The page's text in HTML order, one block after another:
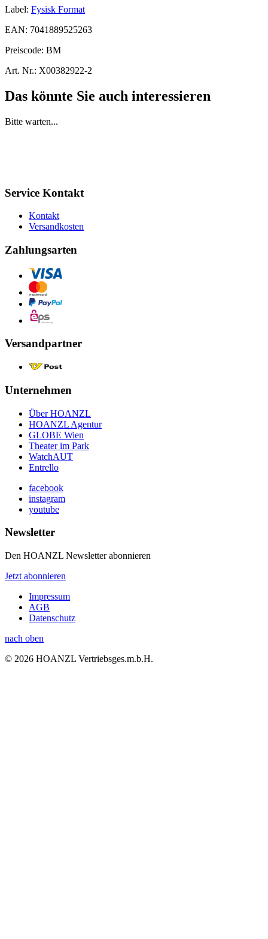
Label: Fysisk Format
EAN: 7041889525263
Preiscode: BM
Art. Nr.: X00382922-2
Das könnte Sie auch interessieren
Bitte warten...
Service Kontakt
Kontakt
Versandkosten
Zahlungsarten
Versandpartner
Unternehmen
Über HOANZL
HOANZL Agentur
GLOBE Wien
Theater im Park
WatchAUT
Entrello
facebook
instagram
youtube
Newsletter
Den HOANZL Newsletter abonnieren
Jetzt abonnieren
Impressum
AGB
Datenschutz
nach oben
© 2026 HOANZL Vertriebsges.m.b.H.